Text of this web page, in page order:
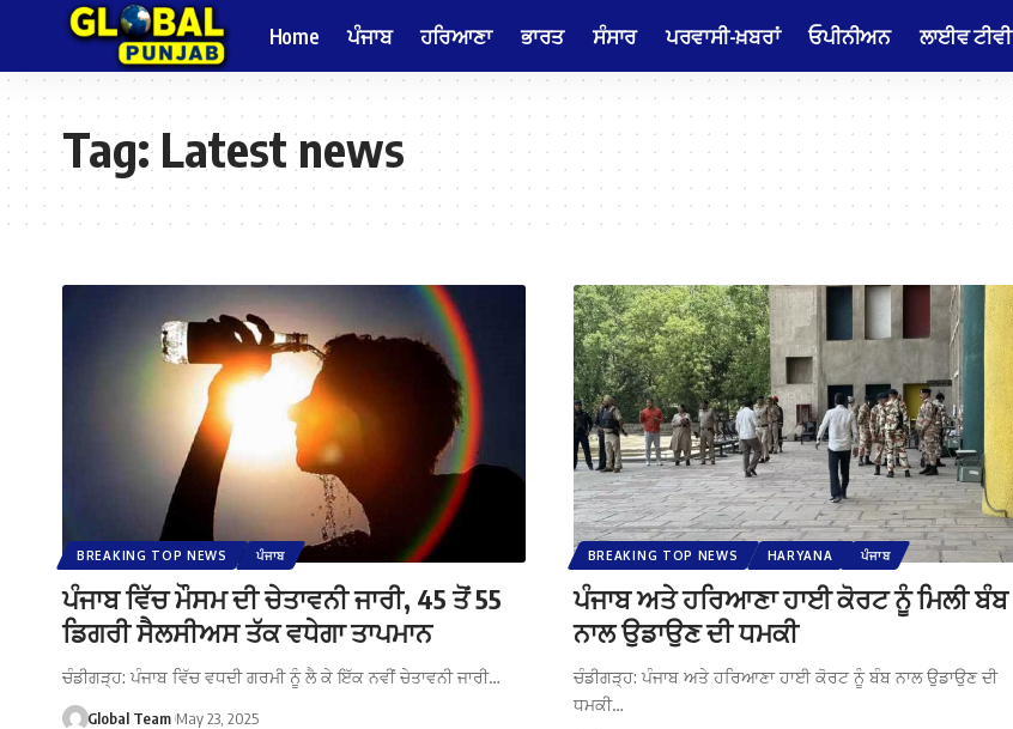
Home ਪੰਜਾਬ ਹਰਿਆਣਾ ਭਾਰਤ ਸੰਸਾਰ ਪਰਵਾਸੀ-ਖ਼ਬਰਾਂ ਓਪੀਨੀਅਨ ਲਾਈਵ ਟੀਵੀ
Tag:Latest news
BREAKING TOP NEWS ਪੰਜਾਬ
ਪੰਜਾਬ ਵਿੱਚ ਮੌਸਮ ਦੀ ਚੇਤਾਵਨੀ ਜਾਰੀ, 45 ਤੋਂ 55
ਡਿਗਰੀ ਸੈਲਸੀਅਸ ਤੱਕ ਵਧੇਗਾ ਤਾਪਮਾਨ
ਚੰਡੀਗੜ੍ਹ: ਪੰਜਾਬ ਵਿੱਚ ਵਧਦੀ ਗਰਮੀ ਨੂੰ ਲੈ ਕੇ ਇੱਕ ਨਵੀਂ ਚੇਤਾਵਨੀ ਜਾਰੀ…
Global Team May 23, 2025
BREAKING TOP NEWS HARYANA ਪੰਜਾਬ
ਪੰਜਾਬ ਅਤੇ ਹਰਿਆਣਾ ਹਾਈ ਕੋਰਟ ਨੂੰ ਮਿਲੀ ਬੰਬ
ਨਾਲ ਉਡਾਉਣ ਦੀ ਧਮਕੀ
ਚੰਡੀਗੜ੍ਹ: ਪੰਜਾਬ ਅਤੇ ਹਰਿਆਣਾ ਹਾਈ ਕੋਰਟ ਨੂੰ ਬੰਬ ਨਾਲ ਉਡਾਉਣ ਦੀ
ਧਮਕੀ…